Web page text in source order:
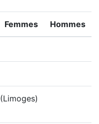
Femmes Hommes
(Limoges)